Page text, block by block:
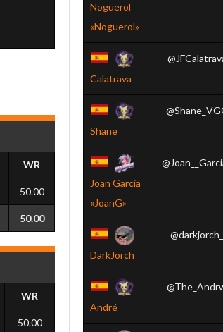
WR
50.00
50.00
WR
50.00
Noguerol
«Noguerol»
Calatrava
Shane
Joan Garcia
«JoanG»
DarkJorch
@darkjorch_
André